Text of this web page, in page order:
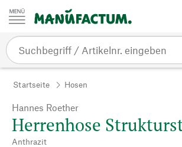
Zum Inhalt springen
Startseite Hosen
Hannes Roether
Herrenhose
Anthrazit